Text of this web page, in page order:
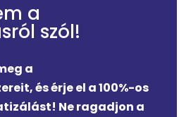
a
szól!
a
és érje el a 100%-os
Ne ragadjon a